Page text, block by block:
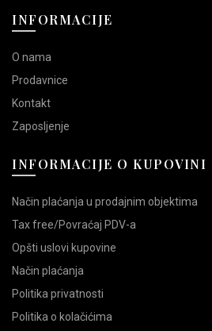
INFORMACIJE
O nama
Prodavnice
Kontakt
Zaposljenje
INFORMACIJE O KUPOVINI
Način plaćanja u prodajnim objektima
Tax free/Povraćaj PDV-a
Opšti uslovi kupovine
Način plaćanja
Politika privatnosti
Politika o kolačićima